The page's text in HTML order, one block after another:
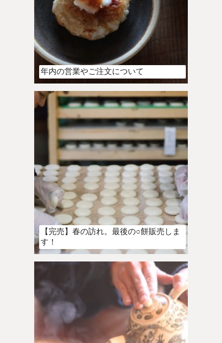
年内の営業やご注文について
【完売】春の訪れ。最後の○餅販売しま
す！